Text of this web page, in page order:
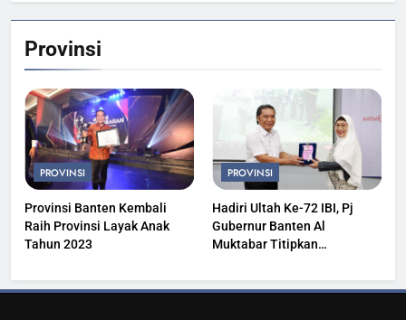
Provinsi
PROVINSI
Provinsi Banten Kembali
Raih Provinsi Layak Anak
Tahun 2023
PROVINSI
Hadiri Ultah Ke-72 IBI, Pj
Gubernur Banten Al
Muktabar Titipkan